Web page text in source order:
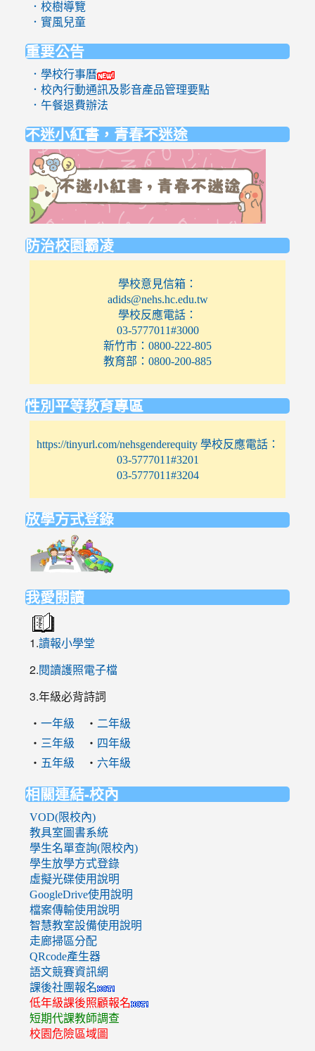
．校樹導覽
．實風兒童
重要公告
．學校行事曆
．校內行動通訊及影音產品管理要點
．午餐退費辦法
不迷小紅書，青春不迷途
防治校園霸凌
學校意見信箱：
adids@nehs.hc.edu.tw
學校反應電話：
03-5777011#3000
新竹市：0800-222-805
教育部：0800-200-885
性別平等教育專區
https://tinyurl.com/nehsgenderequity 學校反應電話：
03-5777011#3201
03-5777011#3204
放學方式登錄
https://elem.nehs.hc.edu.tw/traffic/
我愛閱讀
1.讀報小學堂
2.閱讀護照電子檔
3.年級必背詩詞
‧ 一年級 ‧ 二年級
‧ 三年級 ‧ 四年級
‧ 五年級 ‧ 六年級
相關連結-校內
VOD(限校內)
教具室圖書系統
學生名單查詢(限校內)
學生放學方式登錄
虛擬光碟使用說明
GoogleDrive使用說明
檔案傳輸使用說明
智慧教室設備使用說明
走廊掃區分配
QRcode產生器
語文競賽資訊網
課後社團報名
低年級課後照顧報名
短期代課教師調查
校園危險區域圖